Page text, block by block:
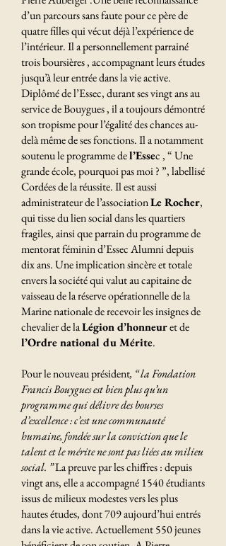
d’un parcours sans faute pour ce père de
quatre filles qui vécut déjà l’expérience de
l’intérieur. Il a personnellement parrainé
trois boursières , accompagnant leurs études
jusqu’à leur entrée dans la vie active.
Diplômé de l’Essec, durant ses vingt ans au
service de Bouygues , il a toujours démontré
son tropisme pour l’égalité des chances au-
delà même de ses fonctions. Il a notamment
soutenu le programme del’Essec , “ Une
grande école, pourquoi pas moi ? ”, labellisé
Cordées de la réussite. Il est aussi
administrateur de l’associationLe Rocher,
qui tisse du lien social dans les quartiers
fragiles, ainsi que parrain du programme de
mentorat féminin d’Essec Alumni depuis
dix ans. Une implication sincère et totale
envers la société qui valut au capitaine de
vaisseau de la réserve opérationnelle de la
Marine nationale de recevoir les insignes de
chevalier de laLégion d’honneuret de
l’Ordre national du Mérite.
Pour le nouveau président, “la Fondation
Francis Bouygues est bien plus qu’un
programme qui délivre des bourses
d’excellence : c’est une communauté
humaine, fondée sur la conviction que le
talent et le mérite ne sont pas liées au milieu
social. ”La preuve par les chiffres : depuis
vingt ans, elle a accompagné 1540 étudiants
issus de milieux modestes vers les plus
hautes études, dont 709 aujourd’hui entrés
dans la vie active. Actuellement 550 jeunes